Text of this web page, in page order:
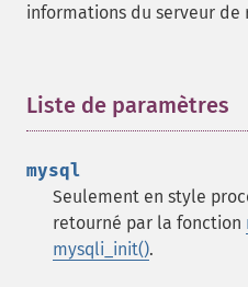
informations du serveur de
Liste de paramètres
mysql
Seulement en style
retourné par la fonction
mysqli_init().